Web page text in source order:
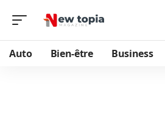
Auto Bien-être Business